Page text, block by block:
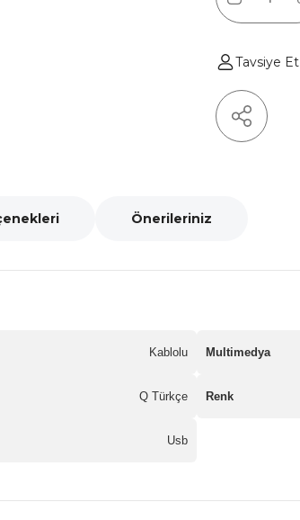
Tavsiye Et
Önerileriniz
Kablolu Multimedya
Q Türkçe Renk
Usb